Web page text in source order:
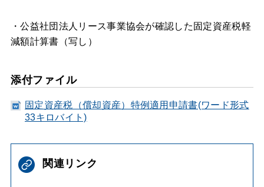
・公益社団法人リース事業協会が確認した固定資産税軽
減額計算書（写し）
添付ファイル
固定資産税（償却資産）特例適用申請書(ワード形式
33キロバイト)
関連リンク